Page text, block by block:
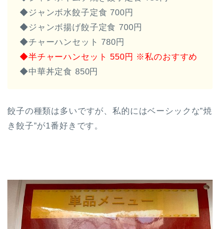
◆ジャンボ水餃子定食 700円
◆ジャンボ揚げ餃子定食 700円
◆チャーハンセット 780円
◆半チャーハンセット 550円 ※私のおすすめ
◆中華丼定食 850円
餃子の種類は多いですが、私的にはベーシックな”焼
き餃子”が1番好きです。